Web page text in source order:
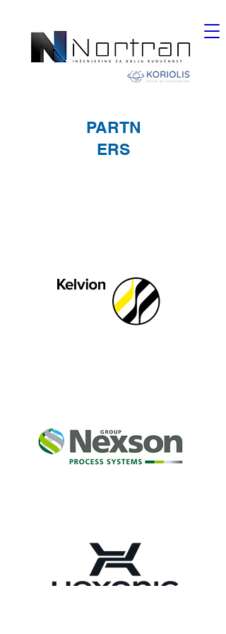
PARTN
ERS